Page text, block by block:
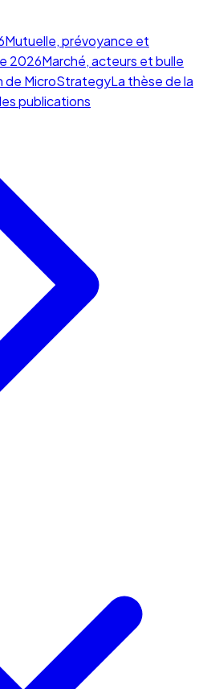
Mutuelle, prévoyance et
2026Marché, acteurs et bulle
de MicroStrategyLa thèse de la
publications